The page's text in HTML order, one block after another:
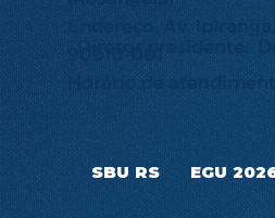
Endereço: Av.
90610-001
Horário de
Diretor presidente:
SBU RS EGU